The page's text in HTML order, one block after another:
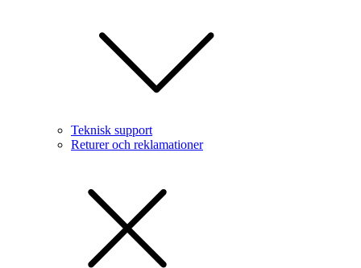
Teknisk support
Returer och reklamationer